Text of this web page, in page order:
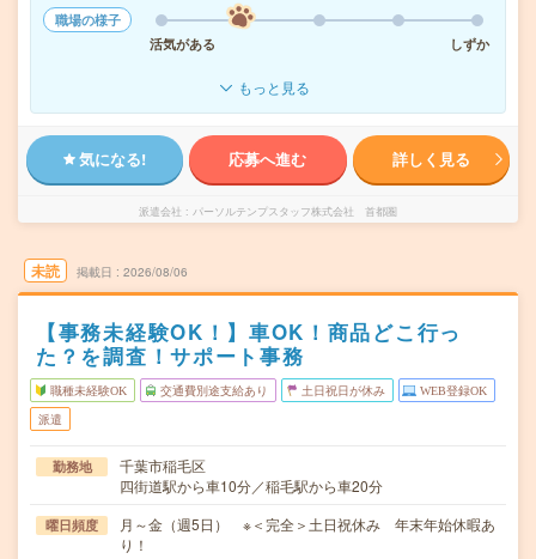
職場の様子
活気がある
しずか
もっと見る
気になる! 応募へ進む 詳しく見る
派遣会社 パーソルテンプスタッフ株式会社 首都圏
未読 掲載日 2026/08/06
【事務未経験OK！】車OK！商品どこ行っ
た？を調査！サポート事務
職種未経験OK 交通費別途支給あり 土日祝日が休み WEB登録OK
派遣
勤務地
千葉市稲毛区
四街道駅から車10分／稲毛駅から車20分
曜日頻度
月～金（週5日） ※＜完全＞土日祝休み 年末年始休暇あ
り！